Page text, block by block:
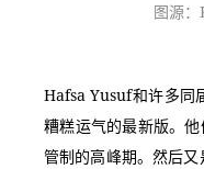
图源
Hafsa Yusuf和许多同
糟糕运气的最新版。
管制的高峰期。然后